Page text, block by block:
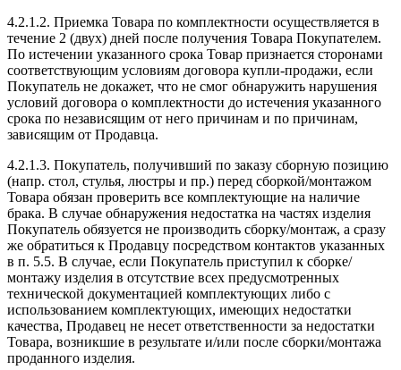
4.2.1.2. Приемка Товара по комплектности осуществляется в
течение 2 (двух) дней после получения Товара Покупателем.
По истечении указанного срока Товар признается сторонами
соответствующим условиям договора купли-продажи, если
Покупатель не докажет, что не смог обнаружить нарушения
условий договора о комплектности до истечения указанного
срока по независящим от него причинам и по причинам,
зависящим от Продавца.
4.2.1.3. Покупатель, получивший по заказу сборную позицию
(напр. стол, стулья, люстры и пр.) перед сборкой/монтажом
Товара обязан проверить все комплектующие на наличие
брака. В случае обнаружения недостатка на частях изделия
Покупатель обязуется не производить сборку/монтаж, а сразу
же обратиться к Продавцу посредством контактов указанных
в п. 5.5. В случае, если Покупатель приступил к сборке/
монтажу изделия в отсутствие всех предусмотренных
технической документацией комплектующих либо с
использованием комплектующих, имеющих недостатки
качества, Продавец не несет ответственности за недостатки
Товара, возникшие в результате и/или после сборки/монтажа
проданного изделия.